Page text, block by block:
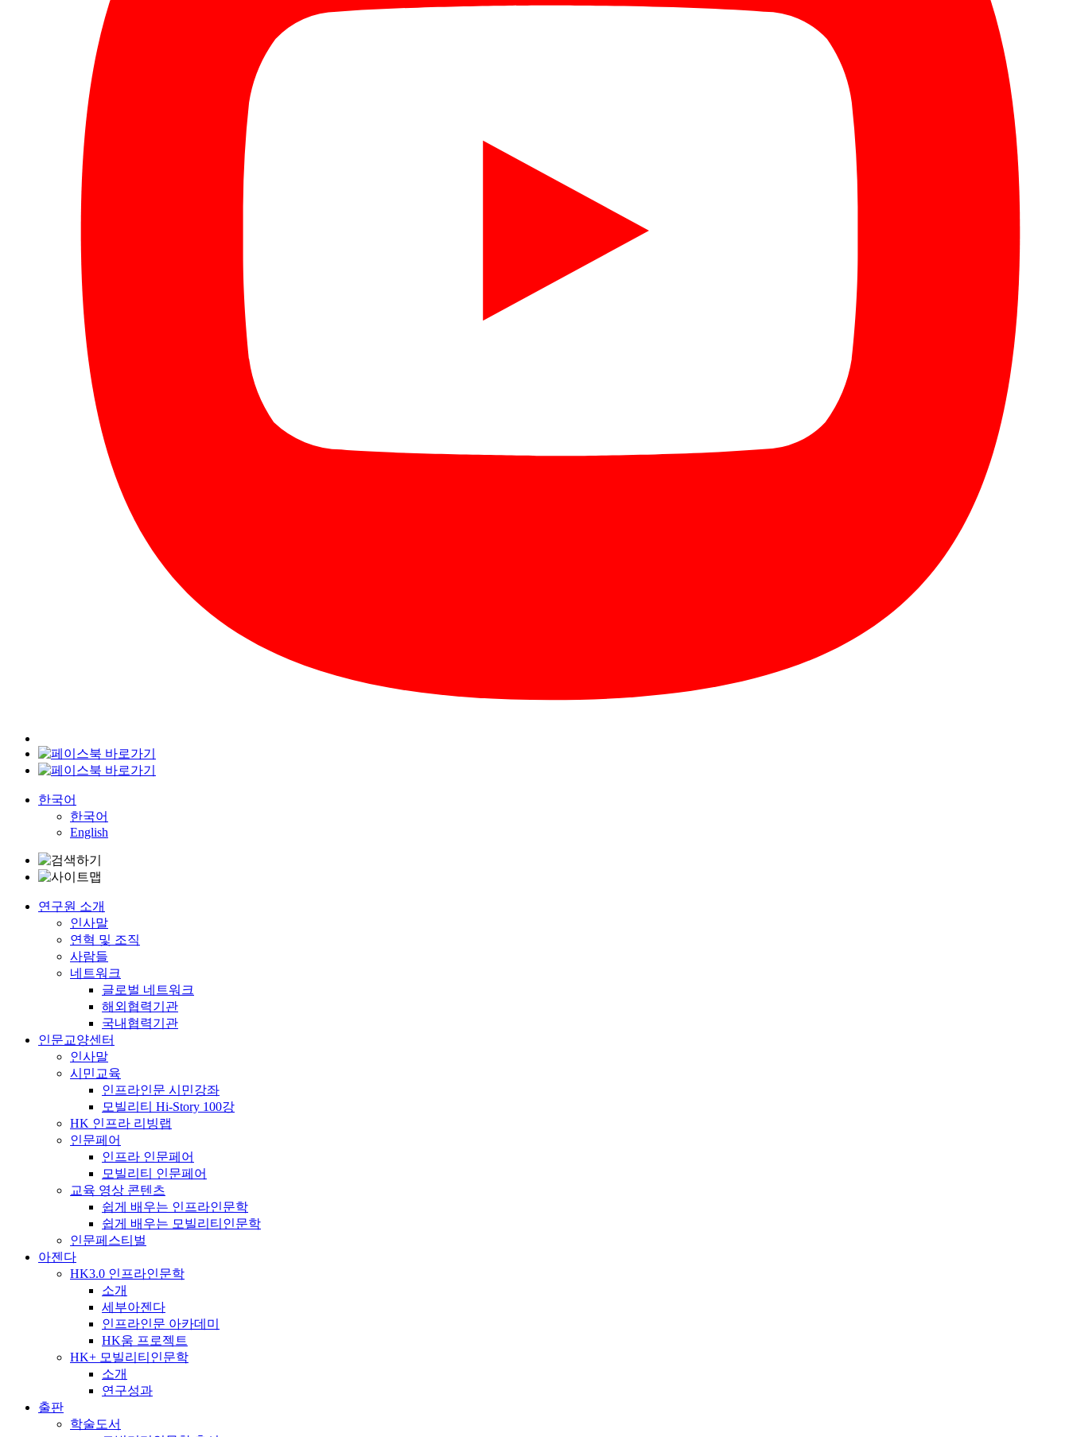
한국어
한국어
English
연구원 소개
인사말
연혁 및 조직
사람들
네트워크
글로벌 네트워크
해외협력기관
국내협력기관
인문교양센터
인사말
시민교육
인프라인문 시민강좌
모빌리티 Hi-Story 100강
HK 인프라 리빙랩
인문페어
인프라 인문페어
모빌리티 인문페어
교육 영상 콘텐츠
쉽게 배우는 인프라인문학
쉽게 배우는 모빌리티인문학
인문페스티벌
아젠다
HK3.0 인프라인문학
소개
세부아젠다
인프라인문 아카데미
HK움 프로젝트
HK+ 모빌리티인문학
소개
연구성과
출판
학술도서